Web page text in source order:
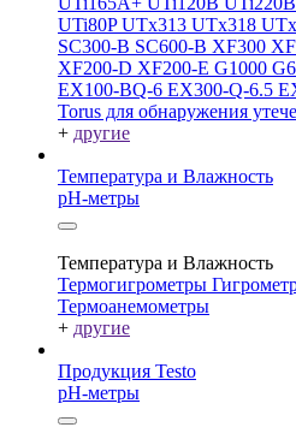
UTi80PUTx313 UTx318
SC300-B SC600-B XF300
XF200-D XF200-E G1000
EX100-BQ-6 EX300-Q-6.5
Torus для обнаружения
+ другие
Температура и Влажность
pH-метры
Температура и Влажность
Термогигрометры
Термоанемометры
+ другие
Продукция Testo
pH-метры